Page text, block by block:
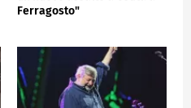
Ferragosto"